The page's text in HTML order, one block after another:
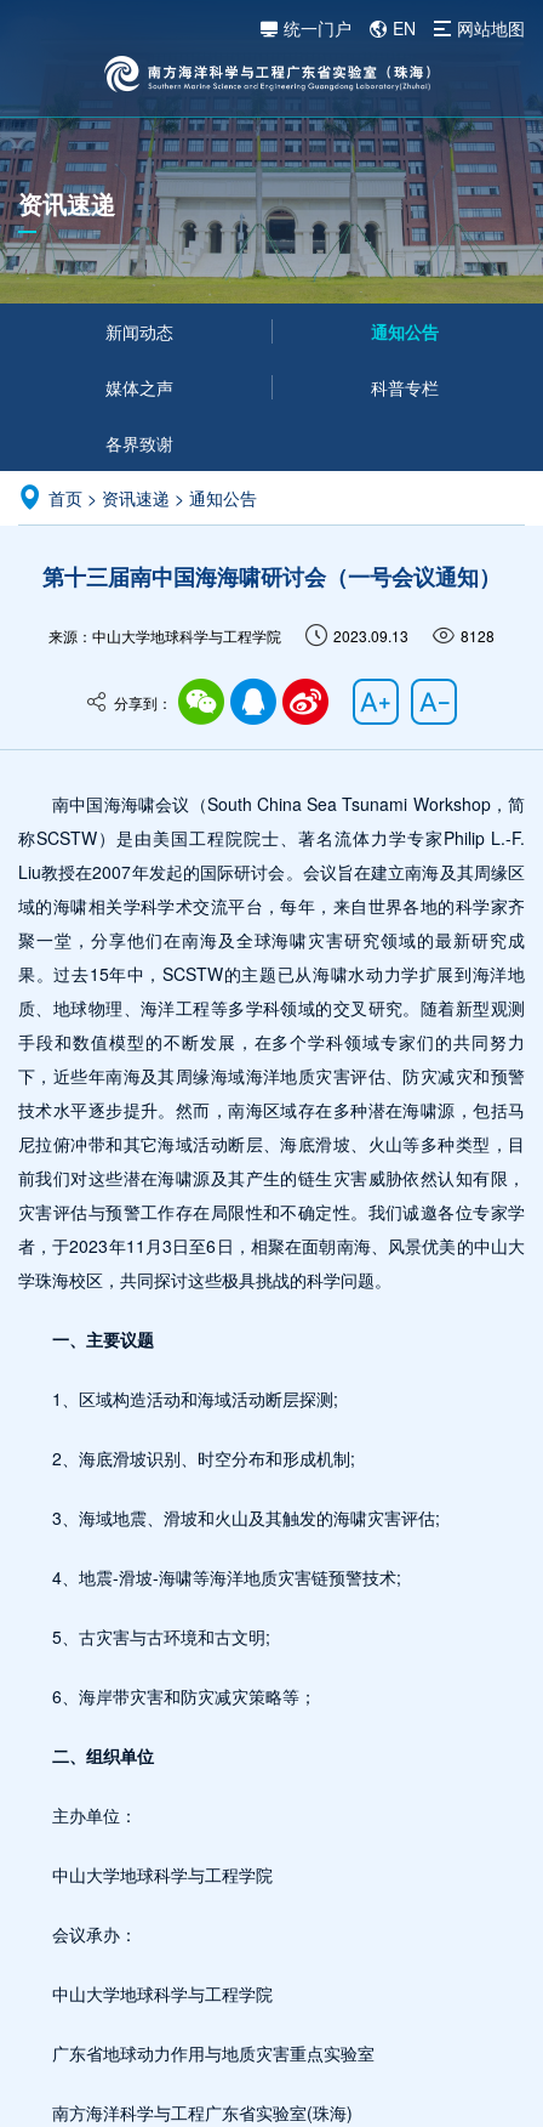
统一门户 EN 网站地图
资讯速递
新闻动态 通知公告
媒体之声 科普专栏
各界致谢
首页 > 资讯速递 > 通知公告
第十三届南中国海海啸研讨会（一号会议通知）
来源：中山大学地球科学与工程学院 2023.09.13 8128
分享到：
南中国海海啸会议（South China Sea Tsunami Workshop，简
称SCSTW）是由美国工程院院士、著名流体力学专家Philip L.-F.
Liu教授在2007年发起的国际研讨会。会议旨在建立南海及其周缘区
域的海啸相关学科学术交流平台，每年，来自世界各地的科学家齐
聚一堂，分享他们在南海及全球海啸灾害研究领域的最新研究成
果。过去15年中，SCSTW的主题已从海啸水动力学扩展到海洋地
质、地球物理、海洋工程等多学科领域的交叉研究。随着新型观测
手段和数值模型的不断发展，在多个学科领域专家们的共同努力
下，近些年南海及其周缘海域海洋地质灾害评估、防灾减灾和预警
技术水平逐步提升。然而，南海区域存在多种潜在海啸源，包括马
尼拉俯冲带和其它海域活动断层、海底滑坡、火山等多种类型，目
前我们对这些潜在海啸源及其产生的链生灾害威胁依然认知有限，
灾害评估与预警工作存在局限性和不确定性。我们诚邀各位专家学
者，于2023年11月3日至6日，相聚在面朝南海、风景优美的中山大
学珠海校区，共同探讨这些极具挑战的科学问题。
一、主要议题
1、区域构造活动和海域活动断层探测;
2、海底滑坡识别、时空分布和形成机制;
3、海域地震、滑坡和火山及其触发的海啸灾害评估;
4、地震-滑坡-海啸等海洋地质灾害链预警技术;
5、古灾害与古环境和古文明;
6、海岸带灾害和防灾减灾策略等；
二、组织单位
主办单位：
中山大学地球科学与工程学院
会议承办：
中山大学地球科学与工程学院
广东省地球动力作用与地质灾害重点实验室
南方海洋科学与工程广东省实验室(珠海)